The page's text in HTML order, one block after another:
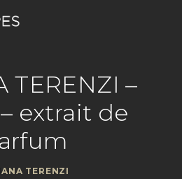
košík
TERENZI –
extrait de
TERENZI